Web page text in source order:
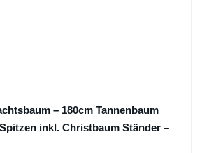
– 180cm Tannenbaum
inkl. Christbaum Ständer –